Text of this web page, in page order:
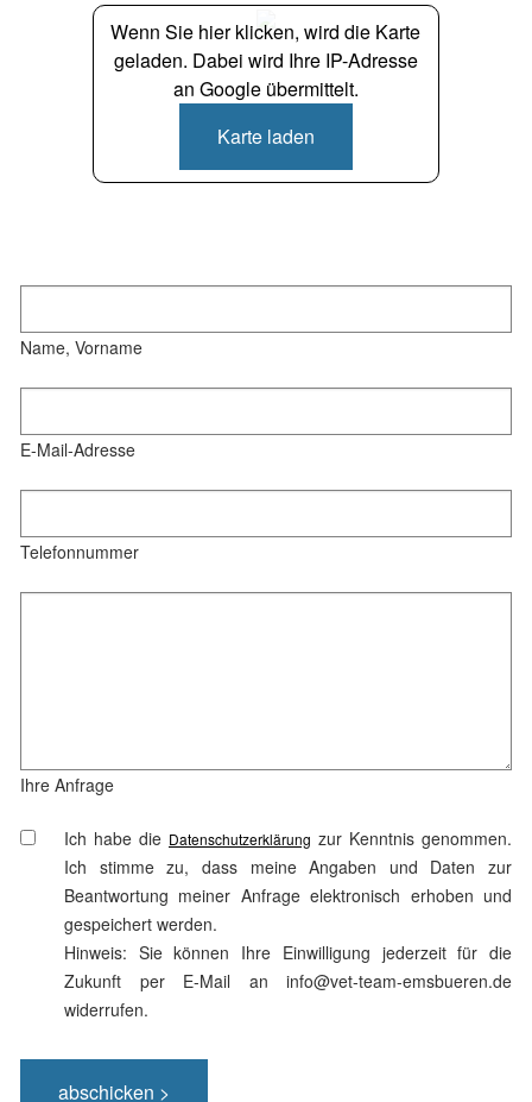
Wenn Sie hier klicken, wird die Karte
geladen. Dabei wird Ihre IP-Adresse
an Google übermittelt.
Karte laden
Name, Vorname
E-Mail-Adresse
Telefonnummer
Ihre Anfrage
Ich habe die Datenschutzerklärung zur Kenntnis genommen.
Ich stimme zu, dass meine Angaben und Daten zur
Beantwortung meiner Anfrage elektronisch erhoben und
gespeichert werden.
Hinweis: Sie können Ihre Einwilligung jederzeit für die
Zukunft per E-Mail an info@vet-team-emsbueren.de
widerrufen.